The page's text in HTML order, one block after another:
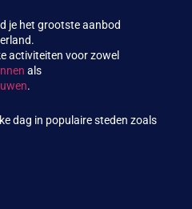
je het grootste aanbod
activiteiten voor zowel
als
.
dag in populaire steden zoals